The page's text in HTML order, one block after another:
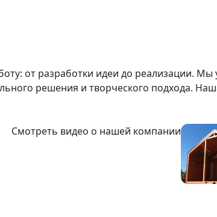
от разработки идеи до реализации.
решения и творческого подхода.
Смотреть видео о нашей компании